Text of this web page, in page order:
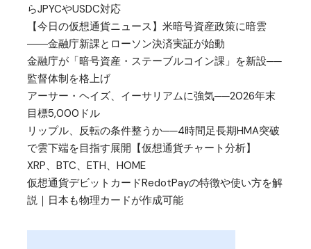
らJPYCやUSDC対応
【今日の仮想通貨ニュース】米暗号資産政策に暗雲
――金融庁新課とローソン決済実証が始動
金融庁が「暗号資産・ステーブルコイン課」を新設──
監督体制を格上げ
アーサー・ヘイズ、イーサリアムに強気──2026年末
目標5,000ドル
リップル、反転の条件整うか──4時間足長期HMA突破
で雲下端を目指す展開【仮想通貨チャート分析】
XRP、BTC、ETH、HOME
仮想通貨デビットカードRedotPayの特徴や使い方を解
説｜日本も物理カードが作成可能